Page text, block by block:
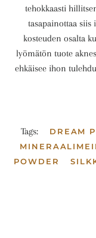
tehokkaasti
tasapainottaa
kosteuden osalta
lyömätön tuote
ehkäisee ihon
Tags: DREAM
POWDER